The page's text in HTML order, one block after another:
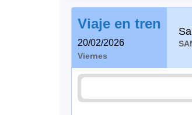
Viaje en tren
20/02/2026
Viernes